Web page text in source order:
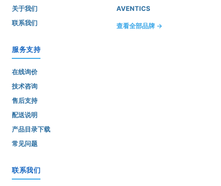
关于我们
联系我们
AVENTICS
查看全部品牌 →
服务支持
在线询价
技术咨询
售后支持
配送说明
产品目录下载
常见问题
联系我们